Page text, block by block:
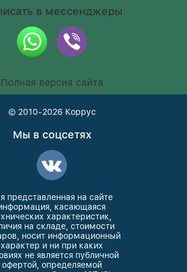
в мессенджеры
Полная версия сайта
© 2010-2026 Коррус
Мы в соцсетях
представленная на сайте
касающаяся
характеристик,
на складе, стоимости
носит информационный
характер и ни при каких
не является публичной
офертой, определяемой